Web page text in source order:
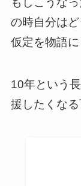
の時自分は
仮定を物語に
10年という
援したくなる